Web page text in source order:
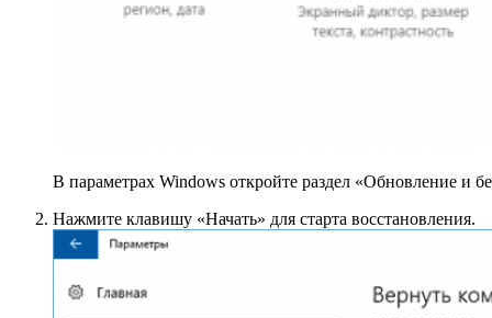
В параметрах Windows откройте раздел «Обновление и
Нажмите клавишу «Начать» для старта восстановления.